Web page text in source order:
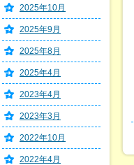
2025年10月
2025年9月
2025年8月
2025年4月
2023年4月
2023年3月
2022年10月
2022年4月